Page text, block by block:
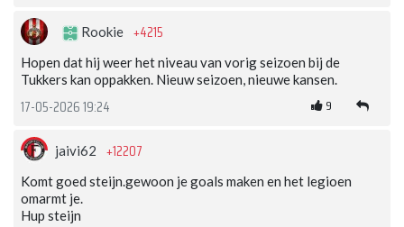
Rookie +4215
Hopen dat hij weer het niveau van vorig seizoen bij de
Tukkers kan oppakken. Nieuw seizoen, nieuwe kansen.
17-05-2026 19:24 9
jaivi62 +12207
Komt goed steijn.gewoon je goals maken en het legioen
omarmt je.
Hup steijn